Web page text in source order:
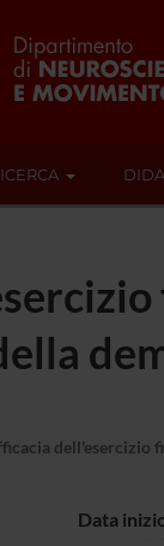
dell'esercizio
Data